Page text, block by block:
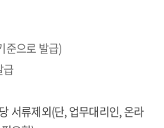
준으로 발급)
급
서류제외(단, 업무대리인, 온라